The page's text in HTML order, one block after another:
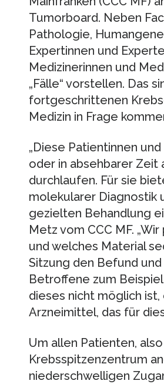
Tumorboard. Neben
Pathologie,
Expertinnen und
Medizinerinnen und
„Fälle“ vorstellen. Das
fortgeschrittenen
Medizin in Frage
„Diese Patientinnen
oder in absehbarer Zeit
durchlaufen. Für sie
molekularer Diagnostik
gezielten Behandlung
Metz vom CCC MF.
und welches Material
Sitzung den Befund
Betroffene zum
dieses nicht möglich
Arzneimittel, das für
Um allen Patienten,
Krebsspitzenzentrum
niederschwelligen